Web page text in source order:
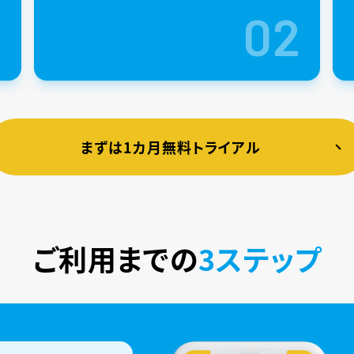
02
まずは1カ月無料トライアル
ご利用までの3ステップ